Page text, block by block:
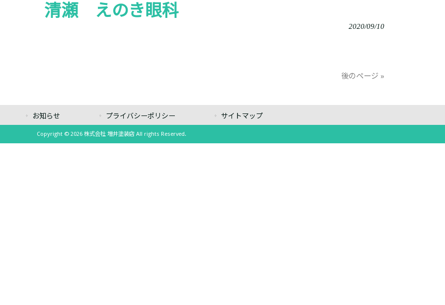
清瀬 えのき眼科
2020/09/10
後のページ »
お知らせ プライバシーポリシー サイトマップ
Copyright © 2026 株式会社 増井塗装店 All rights Reserved.